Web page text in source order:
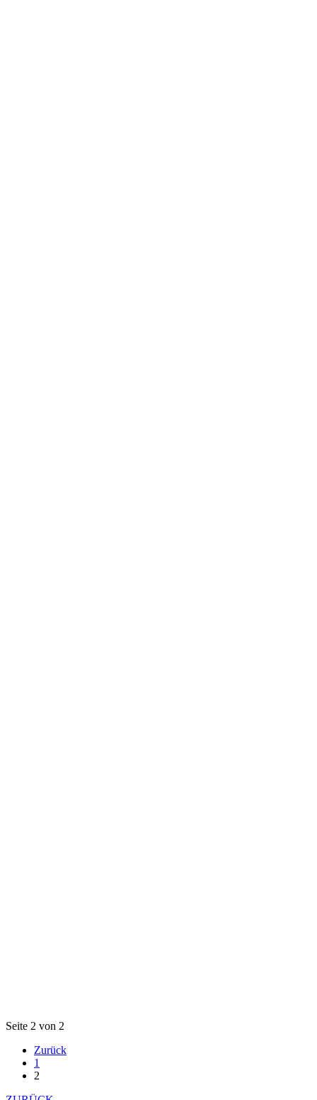
Seite 2 von 2
Zurück
1
2